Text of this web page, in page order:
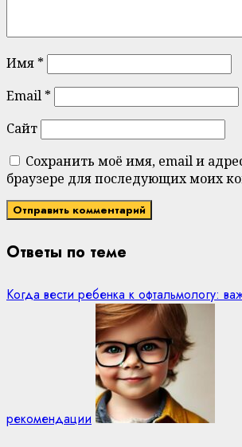
Имя *
Email *
Сайт
Сохранить моё имя, email и
браузере для последующих моих
Ответы по теме
Когда вести ребенка к офтальмологу:
рекомендации